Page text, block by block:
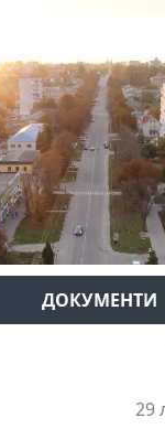
ДОКУМЕНТИ
29